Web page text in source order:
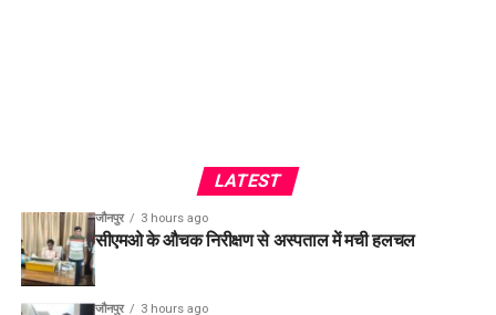
LATEST
जौनपुर 3 hours ago
सीएमओ के औचक निरीक्षण से अस्पताल में मची हलचल
जौनपुर 3 hours ago